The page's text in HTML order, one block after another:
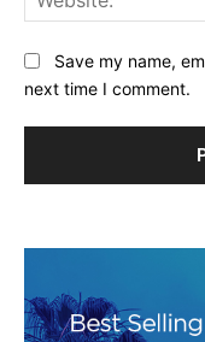
Save my name,
next time I comment.